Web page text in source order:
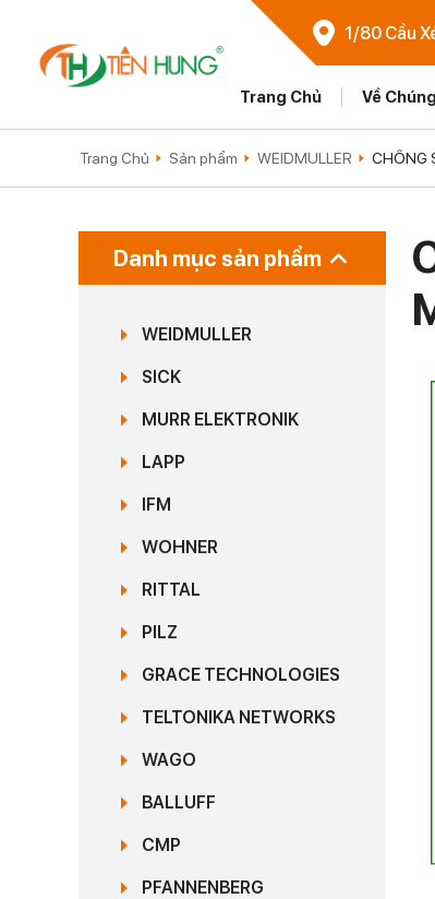
1/80 Cầu
Trang Chủ Về
Trang Chủ Sản phẩm WEIDMULLER CHỐNG
Danh mục sản phẩm
WEIDMULLER
SICK
MURR ELEKTRONIK
LAPP
IFM
WOHNER
RITTAL
PILZ
GRACE TECHNOLOGIES
TELTONIKA NETWORKS
WAGO
BALLUFF
CMP
PFANNENBERG